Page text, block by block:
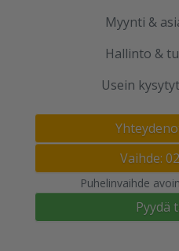
Myynti &
Hallinto &
Usein
Vaihde:
Puhelinvaihde
Pyydä